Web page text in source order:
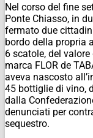
Nel corso del fine
Ponte Chiasso, in
fermato due
bordo della propria
6 scatole, del
marca FLOR de
aveva nascosto
45 bottiglie di vino,
dalla
denunciati per
sequestro.